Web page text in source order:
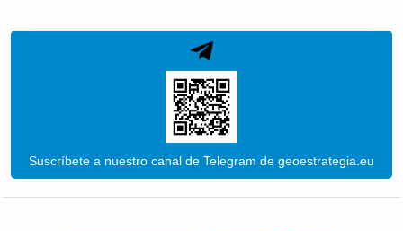
Suscríbete a nuestro canal de Telegram de geoestrategia.eu